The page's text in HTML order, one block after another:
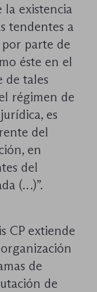
la existencia
tendentes a
parte de
éste en el
de tales
régimen de
es
del
en
del
(…)”.
CP extiende
de
de